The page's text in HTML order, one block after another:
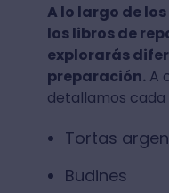
A lo largo de
los libros de
explorarás
preparación.A
detallamos cada
Tortas
Budines